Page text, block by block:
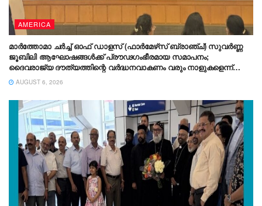
AMERICA
മാർത്തോമാ ചർച്ച് ഓഫ് ഡാളസ് (ഫാർമേഴ്‌സ് ബ്രാഞ്ച്) സുവർണ്ണ
ജൂബിലി ആഘോഷങ്ങൾക്ക് പ്രൗഢഗംഭീരമായ സമാപനം;
ദൈവരാജ്യ ദൗത്യത്തിന്റെ വർദ്ധനവാകണം വരും നാളുകളെന്ന്
ഡോ. തിയോഡോഷ്യസ് മാർത്തോമാ മെത്രാപ്പോലീത്ത
AUGUST 6, 2026